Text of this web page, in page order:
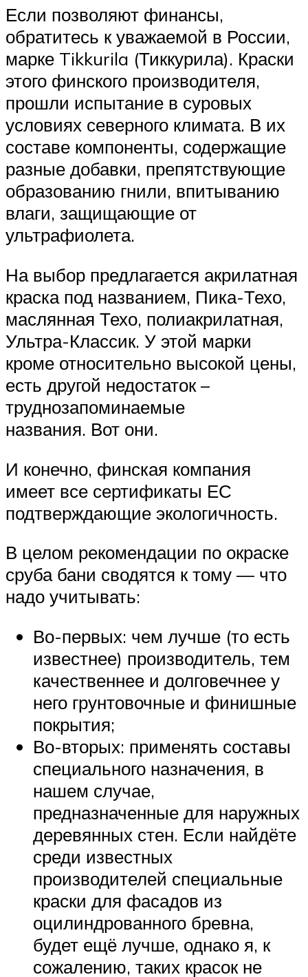
Если позволяют финансы,
обратитесь к уважаемой в России,
марке Tikkurila (Тиккурила). Краски
этого финского производителя,
прошли испытание в суровых
условиях северного климата. В их
составе компоненты, содержащие
разные добавки, препятствующие
образованию гнили, впитыванию
влаги, защищающие от
ультрафиолета.
На выбор предлагается акрилатная
краска под названием, Пика-Техо,
маслянная Техо, полиакрилатная,
Ультра-Классик. У этой марки
кроме относительно высокой цены,
есть другой недостаток –
труднозапоминаемые
названия. Вот они.
И конечно, финская компания
имеет все сертификаты ЕС
подтверждающие экологичность.
В целом рекомендации по окраске
сруба бани сводятся к тому — что
надо учитывать:
Во-первых: чем лучше (то есть
известнее) производитель, тем
качественнее и долговечнее у
него грунтовочные и финишные
покрытия;
Во-вторых: применять составы
специального назначения, в
нашем случае,
предназначенные для наружных
деревянных стен. Если найдёте
среди известных
производителей специальные
краски для фасадов из
оцилиндрованного бревна,
будет ещё лучше, однако я, к
сожалению, таких красок не